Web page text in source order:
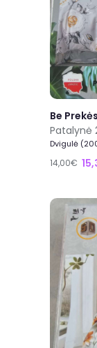
Be
Patalynė
Dvigulė
14,00€